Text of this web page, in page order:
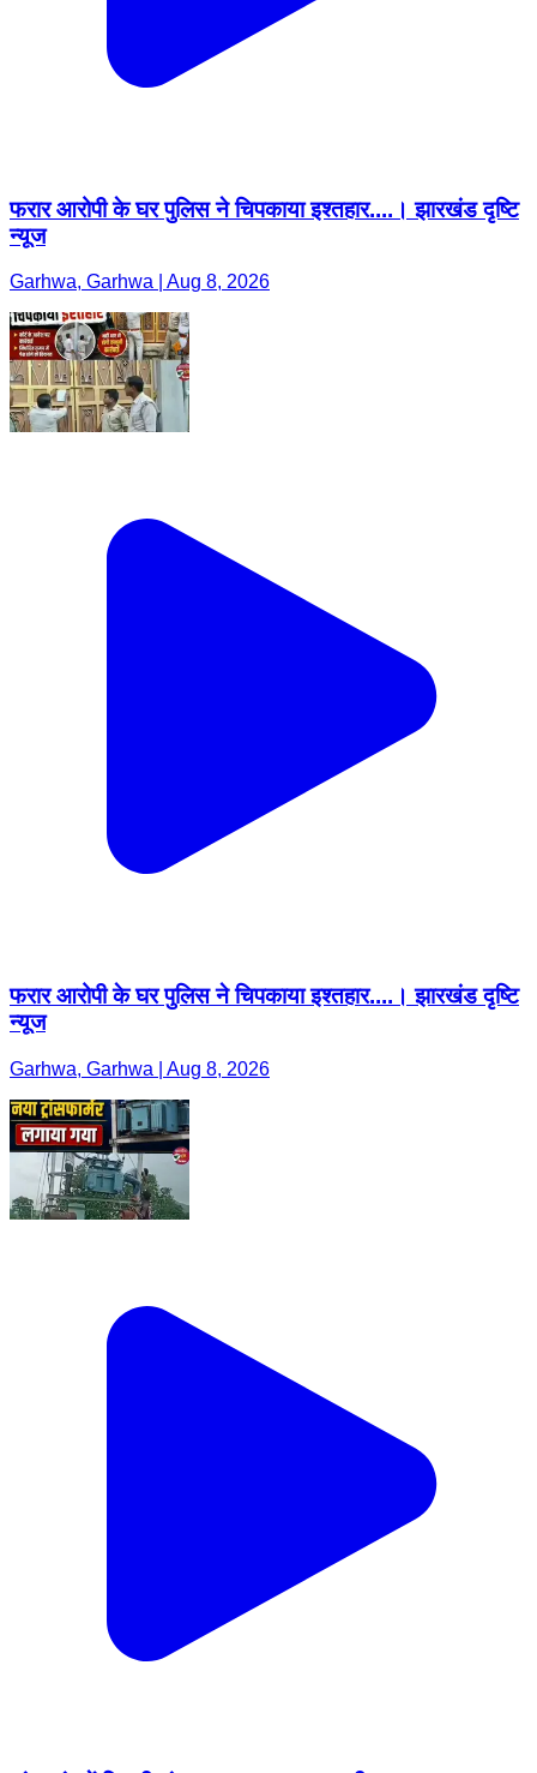
फरार आरोपी के घर पुलिस ने चिपकाया इश्तहार....। झारखंड दृष्टि
न्यूज
Garhwa, Garhwa | Aug 8, 2026
फरार आरोपी के घर पुलिस ने चिपकाया इश्तहार....। झारखंड दृष्टि
न्यूज
Garhwa, Garhwa | Aug 8, 2026